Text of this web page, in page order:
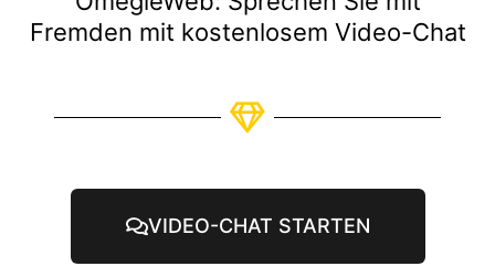
Fremden mit kostenlosem Video-Chat
VIDEO-CHAT STARTEN